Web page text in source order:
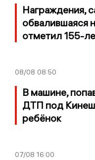
Награждения,
обвалившаяся
отметил 155-
08/08 08:50
В машине,
ДТП под
ребёнок
07/08 16:00